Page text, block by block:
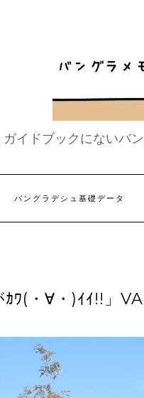
ガイドブックにないバ
バングラデシュ基礎データ
ﾜ(・∀・)ｲｲ!!」